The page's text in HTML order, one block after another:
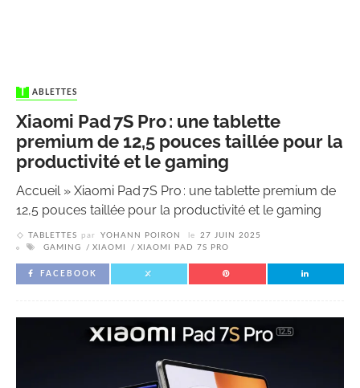
TABLETTES
Xiaomi Pad 7S Pro : une tablette
premium de 12,5 pouces taillée pour la
productivité et le gaming
Accueil» Xiaomi Pad 7S Pro : une tablette premium de
12,5 pouces taillée pour la productivité et le gaming
TABLETTES par YOHANN POIRON le
27 JUIN 2025
GAMING
XIAOMI XIAOMI PAD 7S PRO
FACEBOOK